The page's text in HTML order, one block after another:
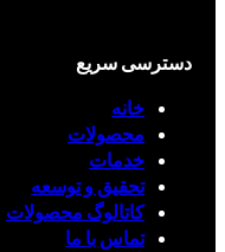
دسترسی سریع
خانه
محصولات
خدمات
تحقیق و توسعه
کاتالوگ محصولات
تماس با ما